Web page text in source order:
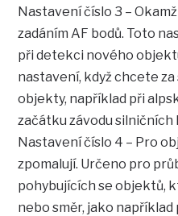
Nastavení číslo 3 –
zadáním AF bodů. Toto
při detekci nového
nastavení, když chcete
objekty, například při
začátku závodu silničních
Nastavení číslo 4 – Pro
zpomalují. Určeno pro
pohybujících se objektů,
nebo směr, jako